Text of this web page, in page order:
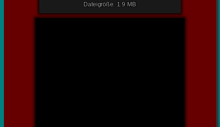
Dateigröße: 1.9 MB